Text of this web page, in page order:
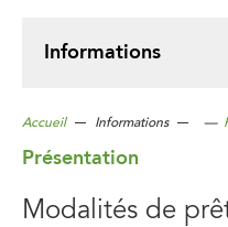
Informations
Accueil Informations —
Présentation
Modalités de